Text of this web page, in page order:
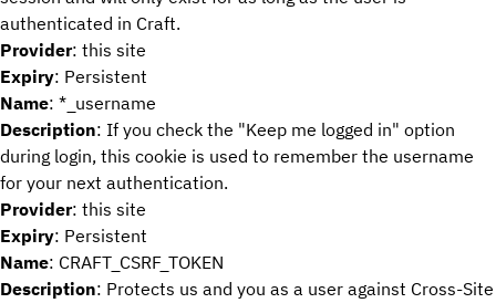
authenticated in Craft.
Provider: this site
Expiry: Persistent
Name: *_username
Description: If you check the "Keep me logged in" option
during login, this cookie is used to remember the username
for your next authentication.
Provider: this site
Expiry: Persistent
Name: CRAFT_CSRF_TOKEN
Description: Protects us and you as a user against Cross-Site